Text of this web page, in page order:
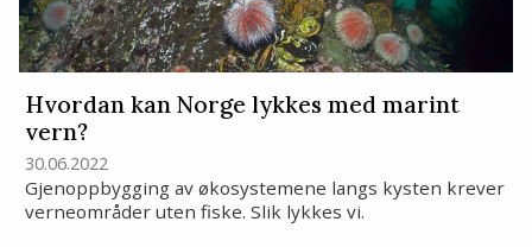
Hvordan kan Norge lykkes med marint
vern?
30.06.2022
Gjenoppbygging av økosystemene langs kysten krever
verneområder uten fiske. Slik lykkes vi.